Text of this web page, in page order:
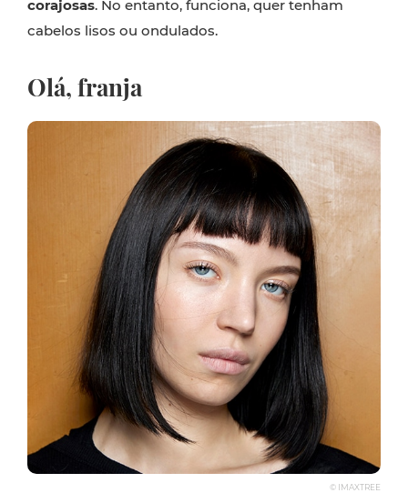
corajosas. No entanto, funciona, quer tenham
cabelos lisos ou ondulados.
Olá, franja
© IMAXTREE